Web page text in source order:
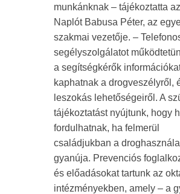
munkánknak – tájékoztatta
Naplót Babusa Péter, az
szakmai vezetője. –
segélyszolgálatot
a segítségkérők
kaphatnak a drogveszélyről,
leszokás lehetőségeiről. A
tájékoztatást nyújtunk, hogy
fordulhatnak, ha felmerül
családjukban a
gyanúja. Prevenciós
és előadásokat tartunk az
intézményekben, amely – a